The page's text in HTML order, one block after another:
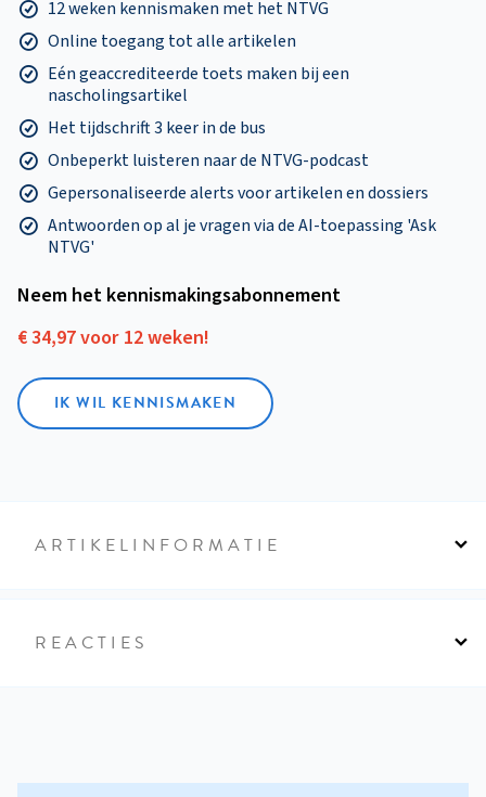
12 weken kennismaken met het NTVG
Online toegang tot alle artikelen
Eén geaccrediteerde toets maken bij een
nascholingsartikel
Het tijdschrift 3 keer in de bus
Onbeperkt luisteren naar de NTVG-podcast
Gepersonaliseerde alerts voor artikelen en dossiers
Antwoorden op al je vragen via de AI-toepassing 'Ask
NTVG'
Neem het kennismakings­abonnement
€ 34,97 voor 12 weken!
IK WIL KENNISMAKEN
ARTIKELINFORMATIE
REACTIES